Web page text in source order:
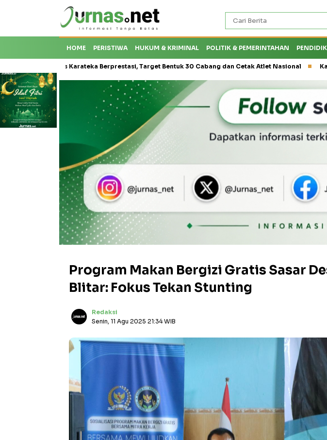
HOME PERISTIWA HUKUM & KRIMINAL POLITIK & PEMERINTAHAN
Karateka Berprestasi, Target Bentuk 30 Cabang dan Cetak Atlet Nasional Kapal Express
Program Makan Bergizi Gratis Sasar
Blitar: Fokus Tekan Stunting
Redaksi
Senin, 11 Agu 2025 21:34 WIB